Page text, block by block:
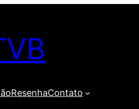
ResenhaContato